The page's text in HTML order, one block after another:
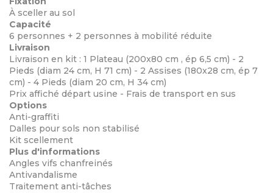
À sceller au sol
Capacité
6 personnes + 2 personnes à mobilité réduite
Livraison
Livraison en kit : 1 Plateau (200x80 cm , ép 6,5 cm) - 2
Pieds (diam 24 cm, H 71 cm) - 2 Assises (180x28 cm, ép 7
cm) - 4 Pieds (diam 20 cm, H 34 cm)
Prix affiché départ usine - Frais de transport en sus
Options
Anti-graffiti
Dalles pour sols non stabilisé
Kit scellement
Plus d'informations
Angles vifs chanfreinés
Antivandalisme
Traitement anti-tâches